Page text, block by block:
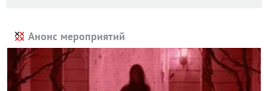
Анонс мероприятий